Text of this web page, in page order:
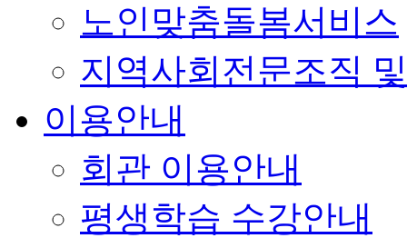
노인맞춤돌봄서비스
지역사회전문조직
이용안내
회관 이용안내
평생학습 수강안내